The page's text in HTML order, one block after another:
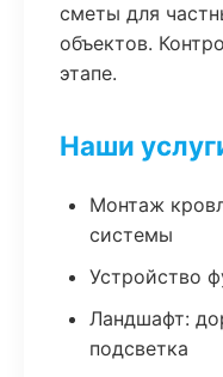
сметы для
объектов.
этапе.
Наши
Монтаж
системы
Устройство
Ландшафт:
подсветка